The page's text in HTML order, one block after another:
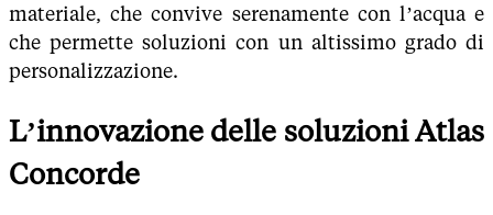
materiale, che convive serenamente con l’acqua e
che permette soluzioni con un altissimo grado di
personalizzazione.
L’innovazione delle soluzioni Atlas
Concorde